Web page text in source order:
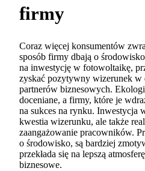
firmy
Coraz więcej konsumentów
sposób firmy dbają o
na inwestycję w fotowoltaikę,
zyskać pozytywny wizerunek w
partnerów biznesowych.
doceniane, a firmy, które je
na sukces na rynku. Inwestycja
kwestia wizerunku, ale także
zaangażowanie pracowników.
o środowisko, są bardziej
przekłada się na lepszą
biznesowe.